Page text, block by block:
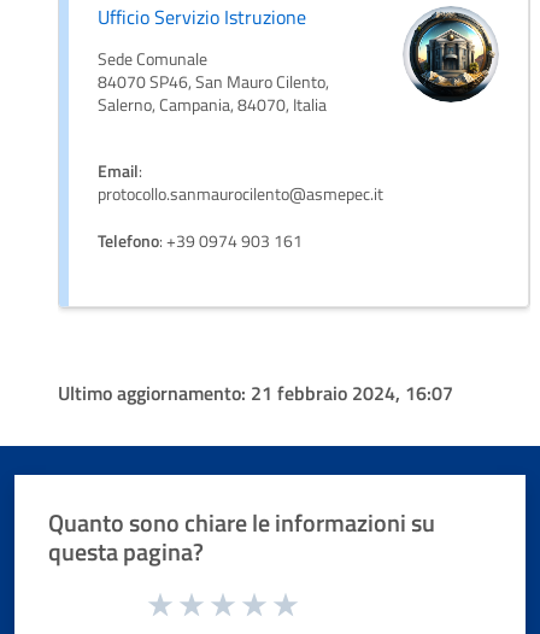
Ufficio Servizio Istruzione
Sede Comunale
84070 SP46, San Mauro Cilento,
Salerno, Campania, 84070, Italia
Email:
protocollo.sanmaurocilento@asmepec.it
Telefono: +39 0974 903 161
Ultimo aggiornamento: 21 febbraio 2024, 16:07
Quanto sono chiare le informazioni su
questa pagina?
Valuta da 1 a 5 stelle la pagina